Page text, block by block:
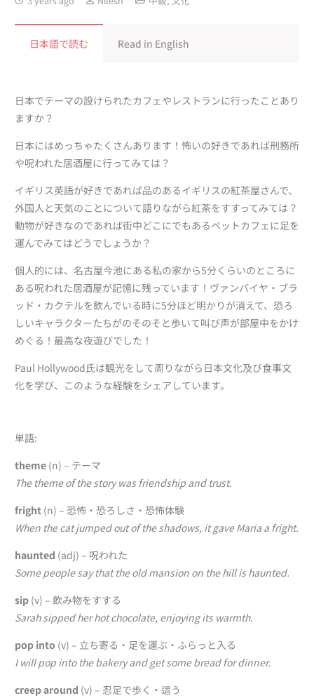
日本語で読む Read in English
日本でテーマの設けられたカフェやレストランに行ったことあり
ますか？
日本にはめっちゃたくさんあります！怖いの好きであれば刑務所
や呪われた居酒屋に行ってみては？
イギリス英語が好きであれば品のあるイギリスの紅茶屋さんで、
外国人と天気のことについて語りながら紅茶をすすってみては？
動物が好きなのであれば街中どこにでもあるペットカフェに足を
運んでみてはどうでしょうか？
個人的には、名古屋今池にある私の家から5分くらいのところに
ある呪われた居酒屋が記憶に残っています！ヴァンパイヤ・ブラ
ッド・カクテルを飲んでいる時に5分ほど明かりが消えて、恐ろ
しいキャラクターたちがのそのそと歩いて叫び声が部屋中をかけ
めぐる！最高な夜遊びでした！
Paul Hollywood氏は観光をして周りながら日本文化及び食事文
化を学び、このような経験をシェアしています。
単語:
theme (n) – テーマ
The theme of the story was friendship and trust.
fright (n) – 恐怖・恐ろしさ・恐怖体験
When the cat jumped out of the shadows, it gave Maria a fright.
haunted (adj) – 呪われた
Some people say that the old mansion on the hill is haunted.
sip (v) – 飲み物をすする
Sarah sipped her hot chocolate, enjoying its warmth.
pop into (v) – 立ち寄る・足を運ぶ・ふらっと入る
I will pop into the bakery and get some bread for dinner.
creep around (v) – 忍足で歩く・這う